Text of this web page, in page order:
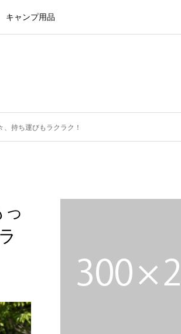
キャンプ用品
持ち運びもラクラク！